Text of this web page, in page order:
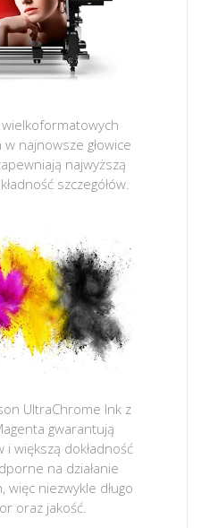
najnowsze głowice
najwyższą
szczegółów.
UltraChrome Ink z
gwarantują
większą dokładność
na działanie
więc niezwykle długo
oraz jakość.